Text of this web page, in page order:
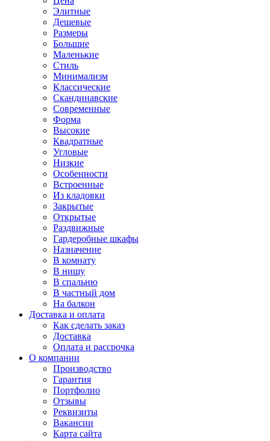
Элитные
Дешевые
Размеры
Большие
Маленькие
Стиль
Минимализм
Классические
Скандинавские
Современные
Форма
Высокие
Квадратные
Угловые
Низкие
Особенности
Встроенные
Из кладовки
Закрытые
Открытые
Раздвижные
Гардеробные шкафы
Назначение
В комнату
В нишу
В спальню
В частный дом
На балкон
Доставка и оплата
Как сделать заказ
Доставка
Оплата и рассрочка
О компании
Производство
Гарантия
Портфолио
Отзывы
Реквизиты
Вакансии
Карта сайта